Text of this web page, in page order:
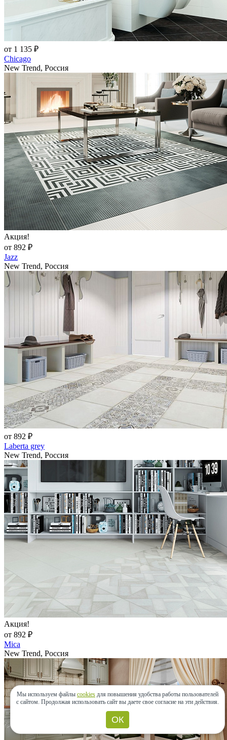
от 1 135 ₽
Chicago
New Trend, Россия
Акция!
от 892 ₽
Jazz
New Trend, Россия
от 892 ₽
Laberta grey
New Trend, Россия
Акция!
от 892 ₽
Mica
New Trend, Россия
Мы используем файлы cookies для повышения удобства работы пользователей
с сайтом. Продолжая использовать сайт вы даете свое согласие на эти действия.
ОК